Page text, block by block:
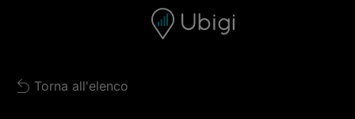
Barra di navigazione
Back to list
Torna all'elenco